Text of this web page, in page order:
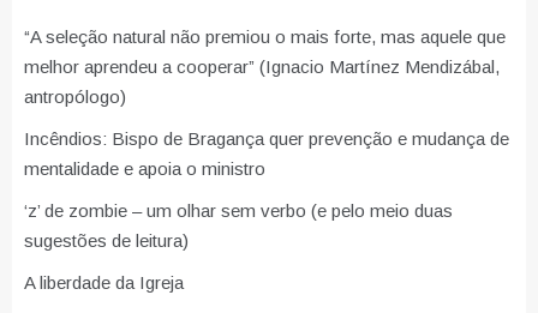
“A seleção natural não premiou o mais forte, mas aquele que
melhor aprendeu a cooperar” (Ignacio Martínez Mendizábal,
antropólogo)
Incêndios: Bispo de Bragança quer prevenção e mudança de
mentalidade e apoia o ministro
‘z’ de zombie – um olhar sem verbo (e pelo meio duas
sugestões de leitura)
A liberdade da Igreja